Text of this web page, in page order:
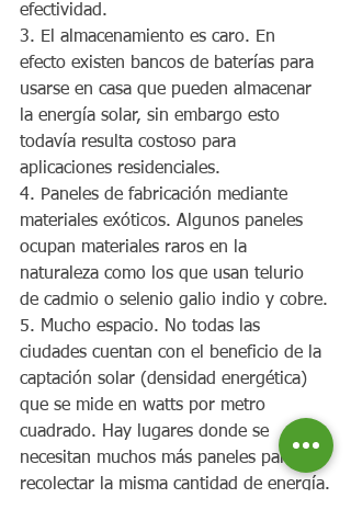
efectividad.
3. El almacenamiento es caro. En
efecto existen bancos de baterías para
usarse en casa que pueden almacenar
la energía solar, sin embargo esto
todavía resulta costoso para
aplicaciones residenciales.
4. Paneles de fabricación mediante
materiales exóticos. Algunos paneles
ocupan materiales raros en la
naturaleza como los que usan telurio
de cadmio o selenio galio indio y cobre.
5. Mucho espacio. No todas las
ciudades cuentan con el beneficio de la
captación solar (densidad energética)
que se mide en watts por metro
cuadrado. Hay lugares donde se
necesitan muchos más paneles para
recolectar la misma cantidad de energía.